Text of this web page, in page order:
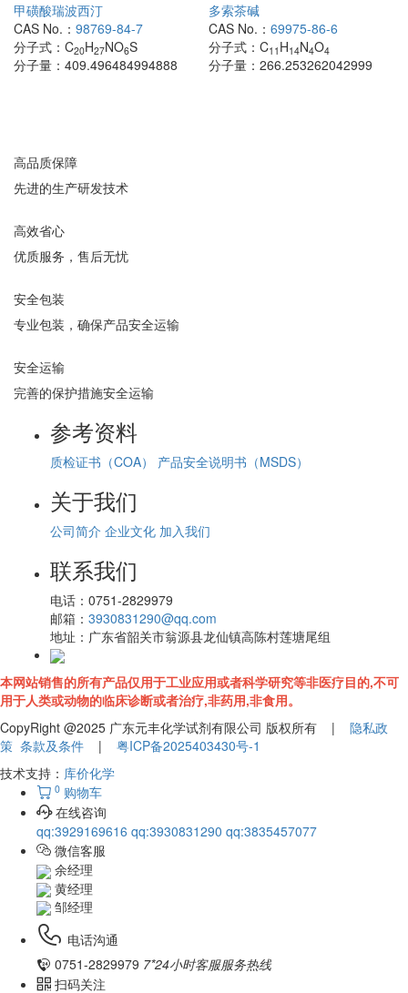
甲磺酸瑞波西汀
CAS No.： 98769-84-7
分子式： C20H27NO6S
分子量： 409.496484994888
多索茶碱
CAS No.： 69975-86-6
分子式： C11 H14N4O4
分子量： 266.253262042999
高品质保障
先进的生产研发技术
高效省心
优质服务，售后无忧
安全包装
专业包装，确保产品安全运输
安全运输
完善的保护措施安全运输
参考资料
质检证书（COA） 产品安全说明书（MSDS）
关于我们
公司简介 企业文化 加入我们
联系我们
电话： 0751-2829979
邮箱： 3930831290@qq.com
地址： 广东省韶关市翁源县龙仙镇高陈村莲塘尾组
本网站销售的所有产品仅用于工业应用或者科学研究等非医疗目的,不可
用于人类或动物的临床诊断或者治疗,非药用,非食用。
CopyRight @2025 广东元丰化学试剂有限公司 版权所有 | 隐私政
策 条款及条件 | 粤ICP备2025403430号-1
技术支持： 库价化学
0 购物车
在线咨询
qq:3929169616 qq:3930831290 qq:3835457077
微信客服
余经理
黄经理
邹经理
电话沟通
0751-2829979 7*24小时客服服务热线
扫码关注